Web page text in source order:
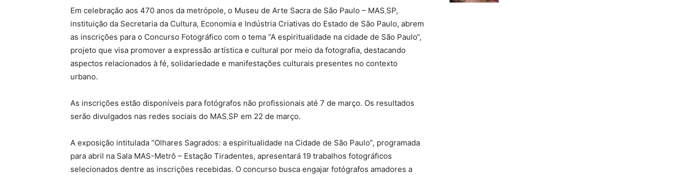
Em celebração aos 470 anos da metrópole, o Museu de Arte Sacra de São Paulo – MAS܂SP,
instituição da Secretaria da Cultura, Economia e Indústria Criativas do Estado de São Paulo, abrem
as inscrições para o Concurso Fotográfico com o tema “A espiritualidade na cidade de São Paulo“,
projeto que visa promover a expressão artística e cultural por meio da fotografia, destacando
aspectos relacionados à fé, solidariedade e manifestações culturais presentes no contexto
urbano.
As inscrições estão disponíveis para fotógrafos não profissionais até 7 de março. Os resultados
serão divulgados nas redes sociais do MAS܂SP em 22 de março.
A exposição intitulada “Olhares Sagrados: a espiritualidade na Cidade de São Paulo”, programada
para abril na Sala MAS-Metrô – Estação Tiradentes, apresentará 19 trabalhos fotográficos
selecionados dentre as inscrições recebidas. O concurso busca engajar fotógrafos amadores a